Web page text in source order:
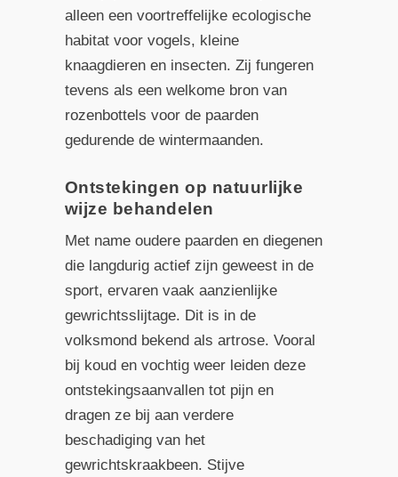
alleen een voortreffelijke ecologische
habitat voor vogels, kleine
knaagdieren en insecten. Zij fungeren
tevens als een welkome bron van
rozenbottels voor de paarden
gedurende de wintermaanden.
Ontstekingen op natuurlijke
wijze behandelen
Met name oudere paarden en diegenen
die langdurig actief zijn geweest in de
sport, ervaren vaak aanzienlijke
gewrichtsslijtage. Dit is in de
volksmond bekend als artrose. Vooral
bij koud en vochtig weer leiden deze
ontstekingsaanvallen tot pijn en
dragen ze bij aan verdere
beschadiging van het
gewrichtskraakbeen. Stijve